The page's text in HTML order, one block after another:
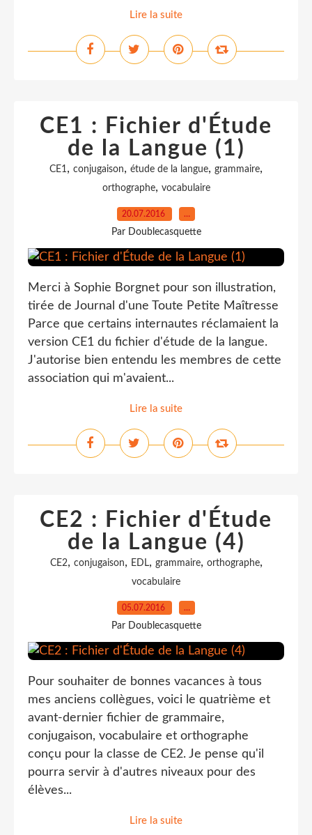
Lire la suite
CE1 : Fichier d'Étude
de la Langue (1)
CE1, conjugaison, étude de la langue, grammaire,
orthographe, vocabulaire
20.07.2016 …
Par Doublecasquette
Merci à Sophie Borgnet pour son illustration,
tirée de Journal d'une Toute Petite Maîtresse
Parce que certains internautes réclamaient la
version CE1 du fichier d'étude de la langue.
J'autorise bien entendu les membres de cette
association qui m'avaient...
Lire la suite
CE2 : Fichier d'Étude
de la Langue (4)
CE2, conjugaison, EDL, grammaire, orthographe,
vocabulaire
05.07.2016 …
Par Doublecasquette
Pour souhaiter de bonnes vacances à tous
mes anciens collègues, voici le quatrième et
avant-dernier fichier de grammaire,
conjugaison, vocabulaire et orthographe
conçu pour la classe de CE2. Je pense qu'il
pourra servir à d'autres niveaux pour des
élèves...
Lire la suite